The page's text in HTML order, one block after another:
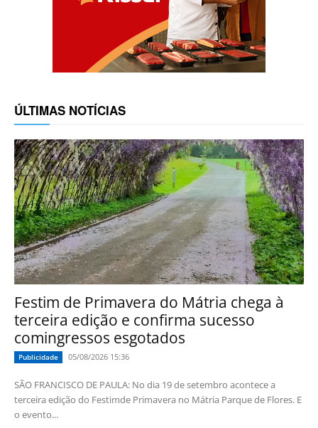
ÚLTIMAS NOTÍCIAS
Festim de Primavera do Mátria chega à
terceira edição e confirma sucesso
comingressos esgotados
Publicidade 05/08/2026 15:36
SÃO FRANCISCO DE PAULA: No dia 19 de setembro acontece a
terceira edição do Festimde Primavera no Mátria Parque de Flores. E
o evento...